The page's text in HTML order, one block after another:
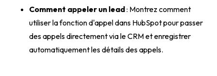
Comment appeler un lead: Montrez comment
utiliser la fonction d'appel dans HubSpot pour passer
des appels directement via le CRM et enregistrer
automatiquement les détails des appels.